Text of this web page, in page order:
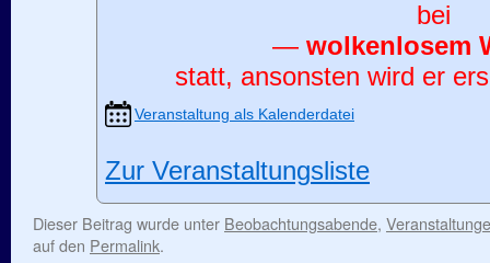
bei
— wolkenlosem
statt, ansonsten wird er
Veranstaltung als Kalenderdatei
Zur Veranstaltungsliste
Dieser Beitrag wurde unter Beobachtungsabende,
auf den Permalink.